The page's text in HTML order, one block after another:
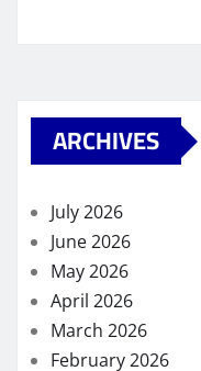
ARCHIVES
July 2026
June 2026
May 2026
April 2026
March 2026
February 2026